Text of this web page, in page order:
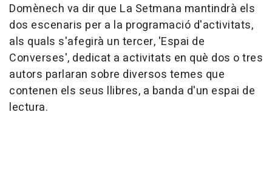
Domènech va dir que La Setmana mantindrà els
dos escenaris per a la programació d'activitats,
als quals s'afegirà un tercer, 'Espai de
Converses', dedicat a activitats en què dos o tres
autors parlaran sobre diversos temes que
contenen els seus llibres, a banda d'un espai de
lectura.